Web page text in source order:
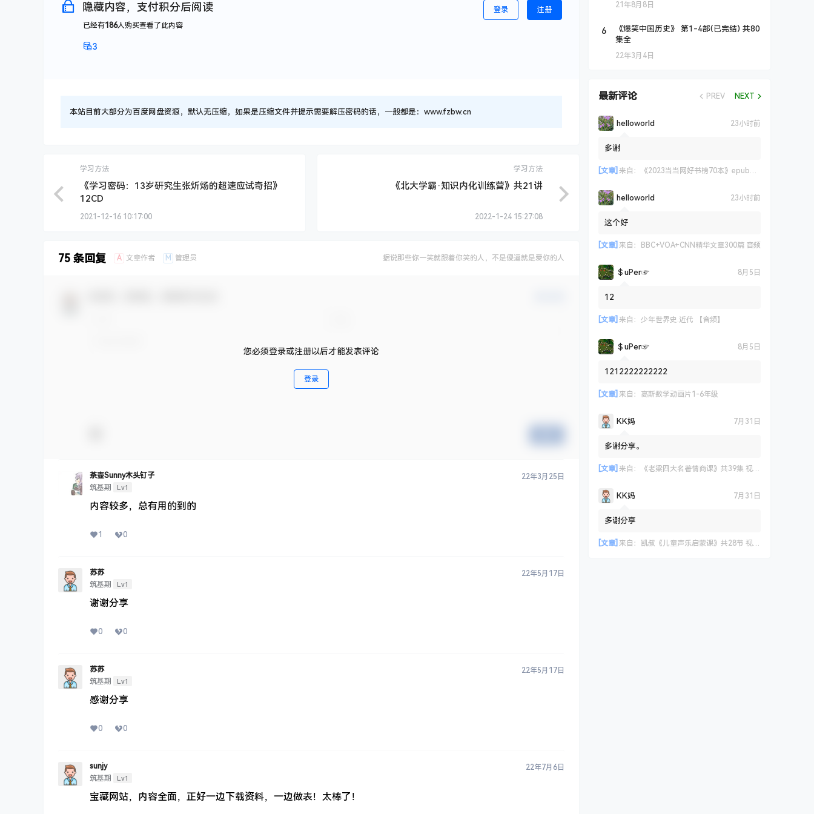
隐藏内容，支付积分后阅读
已经有186人购买查看了此内容
3
登录 注册
本站目前大部分为百度网盘资源，默认无压缩，如果是压缩文件并提示需要解压密码的话，一般都是：www.fzbw.cn
学习方法
《学习密码：13岁研究生张炘炀的超速应试奇招》
12CD
2021-12-16 10:17:00
学习方法
《北大学霸·知识内化训练营》共21讲
2022-1-24 15:27:08
75 条回复 A 文章作者 M 管理员 据说那些你一笑就跟着你笑的人，不是傻逼就是爱你的人
您必须登录或注册以后才能发表评论
登录
茶壶Sunny木头钉子
筑基期
Lv1
22年3月25日
内容较多，总有用的到的
1 0
苏苏
筑基期
Lv1
22年5月17日
谢谢分享
0 0
苏苏
筑基期
Lv1
22年5月17日
感谢分享
0 0
sunjy
筑基期
Lv1
22年7月6日
宝藏网站，内容全面，正好一边下载资料，一边做表！太棒了！
21年8月8日
6
《爆笑中国历史》 第1-4部(已完结) 共80
集全
22年3月4日
最新评论 PREV NEXT
helloworld 23小时前
多谢
[文章] 来自： 《2023当当网好书榜70本》epub+azw3+mobi格式
helloworld 23小时前
这个好
[文章] 来自： BBC+VOA+CNN精华文章300篇 音频
＄uΡer☞ 8月5日
12
[文章] 来自： 少年世界史.近代 【音频】
＄uΡer☞ 8月5日
1212222222222
[文章] 来自： 高斯数学动画片1-6年级
KK妈 7月31日
多谢分享。
[文章] 来自： 《老梁四大名著情商课》共39集 视频课程
KK妈 7月31日
多谢分享
[文章] 来自： 凯叔《儿童声乐启蒙课》共28节 视频课程